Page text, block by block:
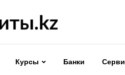
Курсы Банки